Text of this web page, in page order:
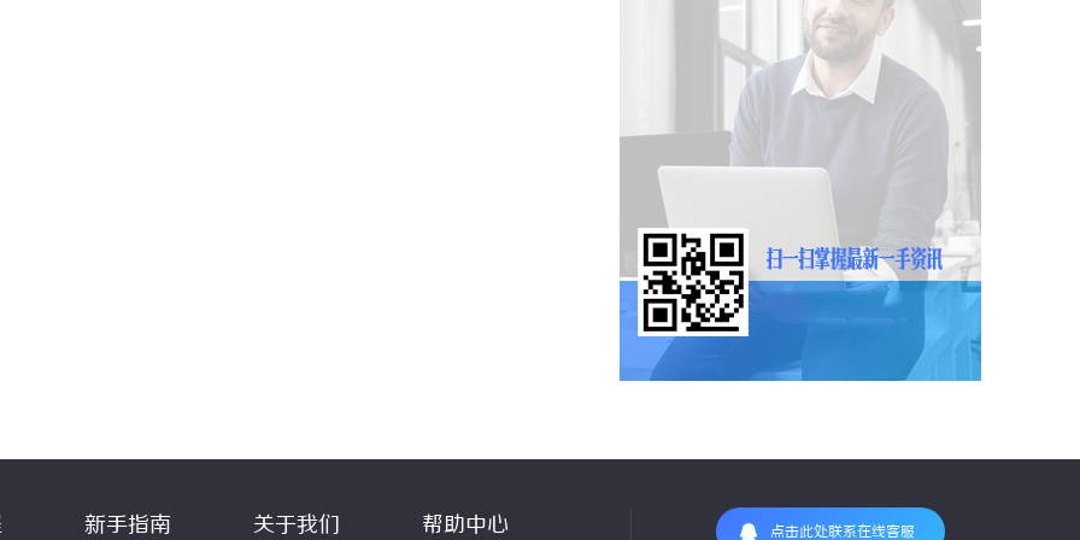
新手指南 关于我们 帮助中心 点击此处联系在线客服